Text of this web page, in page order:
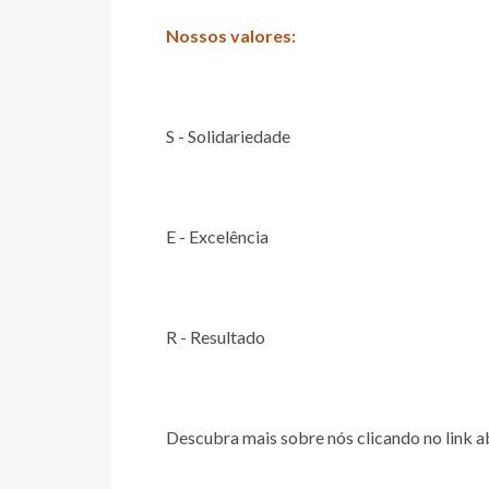
Nossos valores:
S - Solidariedade
E - Excelência
R - Resultado
Descubra mais sobre nós clicando no link